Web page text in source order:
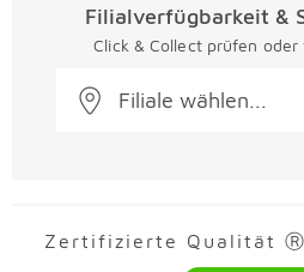
Filialverfügbarkeit &
Click & Collect prüfen
Filiale wählen...
Zertifizierte Qualität Ⓡ